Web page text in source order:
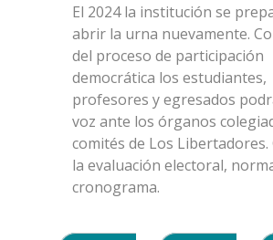
El 2024 la institución se
abrir la urna nuevamente.
del proceso de participación
democrática los estudiantes,
profesores y egresados
voz ante los órganos
comités de Los Libertadores.
la evaluación electoral,
cronograma.